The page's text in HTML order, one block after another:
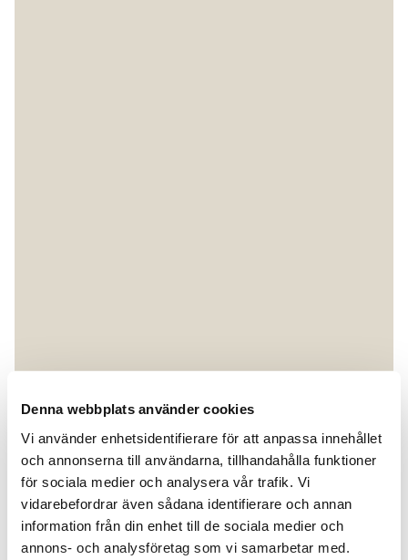
Denna webbplats använder cookies
Vi använder enhetsidentifierare för att anpassa innehållet
och annonserna till användarna, tillhandahålla funktioner
för sociala medier och analysera vår trafik. Vi
vidarebefordrar även sådana identifierare och annan
information från din enhet till de sociala medier och
annons- och analysföretag som vi samarbetar med.
KARTAN VISAR ETT LITET URVAL AV VÅRA MÅNGA PROJEKT VI